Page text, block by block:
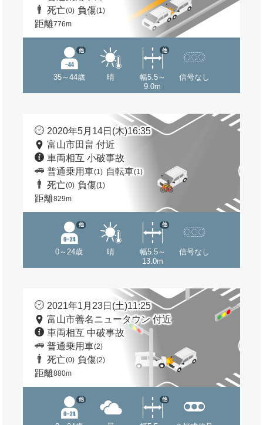
死亡(0) 負傷(1)
距離776m
35～44歳
他
晴
幅5.5～
9.0m
他
信号なし
2020年5月14日(木)16:35
富山市田畠 付近
車両相互 小破事故
普通乗用車(1) 自転車(1)
死亡(0) 負傷(1)
距離829m
0～24歳
他
晴
幅5.5～
13.0m
他
信号なし
2021年1月23日(土)11:25
富山市善名ニュータウン 付近
車両相互 中破事故
普通乗用車(2)
死亡(0) 負傷(2)
距離880m
他 他